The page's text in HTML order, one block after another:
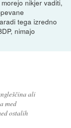
nikjer vaditi,
tega izredno
nimajo
ali
med
ostalih